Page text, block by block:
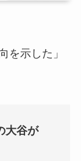
を示した」
大谷が